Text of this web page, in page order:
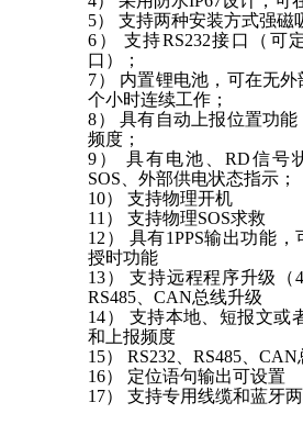
5）支持两种安装方式强磁
6） 支持RS232接口 （ 可
口）；
7） 内置锂电池，可在无
个小时连续工作；
8）具有自动上报位置功
频度；
9） 具有电池、 RD信号
SOS、外部供电状态指示；
10）支持物理开机
11）支持物理SOS求救
12） 具有1PPS输出功能
授时功能
13）支持远程程序升级（
RS485、CAN总线升级
14） 支持本地、短报文或
和上报频度
15）RS232、RS485、
16） 定位语句输出可设置
17）支持专用线缆和蓝牙